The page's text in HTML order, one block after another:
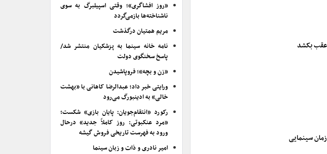
عقب بکشد
سینمایی
«روز افشاگری»؛ وقتی اسپیلبرگ به سوی
ناشناخته‌ها بازمی‌گردد
مریم همتیان درگذشت
نامه خانه سینما به پزشکیان منتشر شد/
پاسخ سخنگوی دولت
«زن و بچه»؛ فروپاشیدن
ورایتی خبر داد؛ عبدالرضا کاهانی با «بهشت
خالی» به ادینبورگ می‌رود
رکورد «انتقام‌جویان: پایان بازی» شکست؛
«مرد عنکبوتی: روز کاملاً جدید» درحال
ورود به فهرست تاریخی فروش گیشه
امیر نادری و ذات و زبان سینما